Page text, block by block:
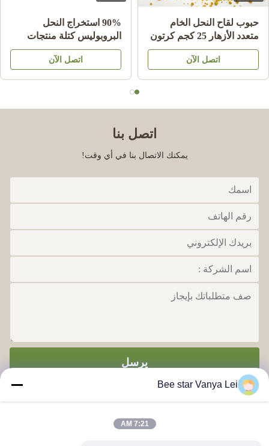
حبوب لقاح النحل الخام
متعدد الأزهار 25 كجم كرتون
مكمل غذائي
اتصل الآن
90% استخراج النحل
البروبوليس كتلة منتجات
النحل للرعاية الصحية من
النحل نجماتصل الآن
اتصل بنا
يمكنك الاتصال بنا في أي وقت!
يرسل
Bee star Vanya Lei
7:21 AM